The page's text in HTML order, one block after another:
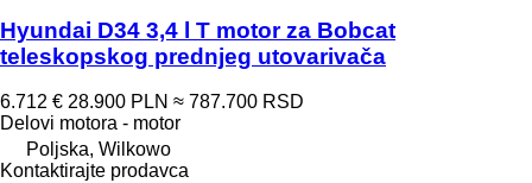
Hyundai D34 3,4 l T motor za Bobcat
teleskopskog prednjeg utovarivača
6.712 € 28.900 PLN ≈ 787.700 RSD
Delovi motora - motor
Poljska, Wilkowo
Kontaktirajte prodavca